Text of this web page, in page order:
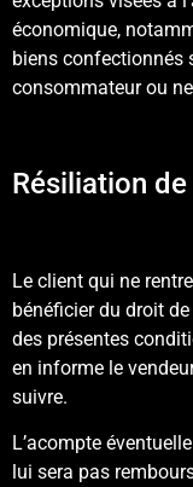
économique,
biens confectionnés
consommateur ou
Résiliation
Le client qui ne
bénéficier du droit
des présentes
en informe le
suivre.
L’acompte
lui sera pas